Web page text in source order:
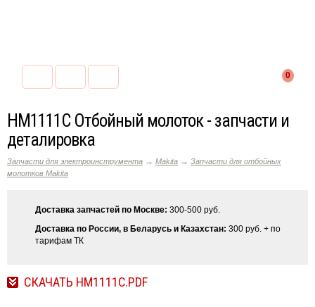
0
HM1111С Отбойный молоток - запчасти и
деталировка
Запчасти для электроинструмента → Makita → Запчасти для отбойных
молотков Makita
Доставка запчастей по Москве: 300-500 руб.
Доставка по России, в Беларусь и Казахстан: 300 руб. + по
тарифам ТК
СКАЧАТЬ HM1111C.PDF